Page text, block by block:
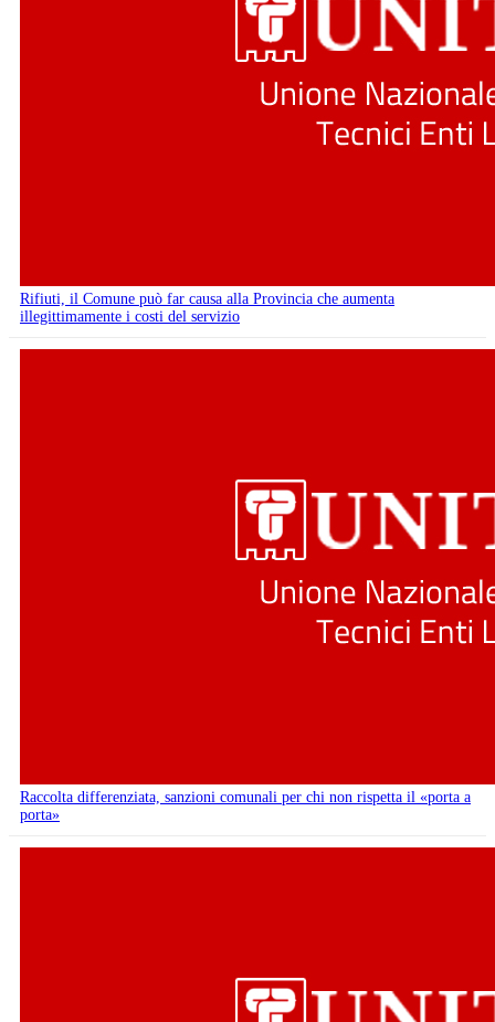
Rifiuti, il Comune può far causa alla Provincia che aumenta
illegittimamente i costi del servizio
Raccolta differenziata, sanzioni comunali per chi non rispetta il «porta a
porta»